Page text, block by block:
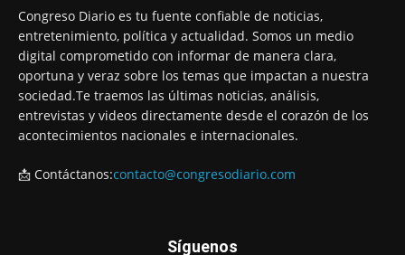
Congreso Diario es tu fuente confiable de noticias,
entretenimiento, política y actualidad. Somos un medio
digital comprometido con informar de manera clara,
oportuna y veraz sobre los temas que impactan a nuestra
sociedad.Te traemos las últimas noticias, análisis,
entrevistas y videos directamente desde el corazón de los
acontecimientos nacionales e internacionales.
📩 Contáctanos:contacto@congresodiario.com
Síguenos